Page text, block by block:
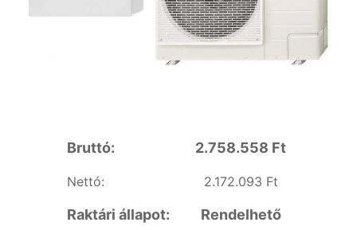
Bruttó: 2.758.558 Ft
Nettó: 2.172.093 Ft
Raktári állapot: Rendelhető